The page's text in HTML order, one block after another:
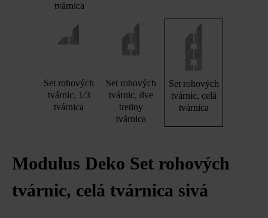
tvárnica
Set rohových
tvárnic, 1/3
tvárnica
Set rohových
tvárnic, dve
tretiny
tvárnica
Set rohových
tvárnic, celá
tvárnica
Modulus Deko Set rohových
tvárnic, celá tvárnica sivá